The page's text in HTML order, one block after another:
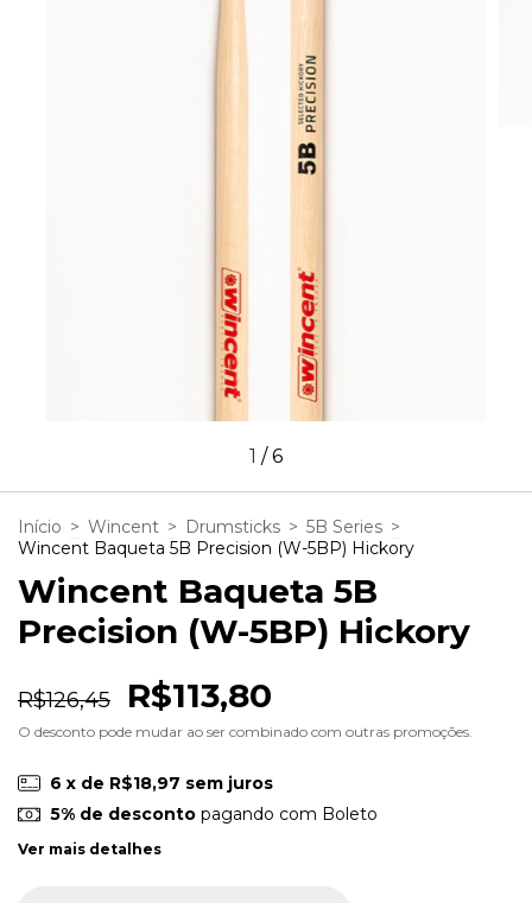
1 /6
Início > Wincent > Drumsticks > 5B Series >
Wincent Baqueta 5B Precision (W-5BP) Hickory
Wincent Baqueta 5B
Precision (W-5BP) Hickory
R$126,45 R$113,80
O desconto pode mudar ao ser combinado com outras promoções.
6 x de R$18,97 sem juros
5% de descontopagando com Boleto
Ver mais detalhes